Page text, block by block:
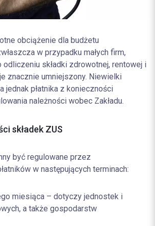
obciążenie dla budżetu
w przypadku małych firm,
odliczeniu składki zdrowotnej, rentowej i
znacznie umniejszony. Niewielki
jednak płatnika z konieczności
należności wobec Zakładu.
składek ZUS
być regulowane przez
w następujących terminach:
miesiąca – dotyczy jednostek i
a także gospodarstw